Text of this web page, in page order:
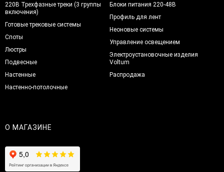
220В Трехфазные треки (3 группы
включения)
Готовые трековые системы
Споты
Люстры
Подвесные
Настенные
Настенно-потолочные
Блоки питания 220-48В
Профиль для лент
Неоновые системы
Управление освещением
Электроустановочные изделия
Voltum
Распродажа
О МАГАЗИНЕ